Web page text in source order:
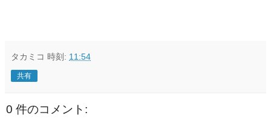
タカミコ 時刻: 11:54
共有
0 件のコメント: